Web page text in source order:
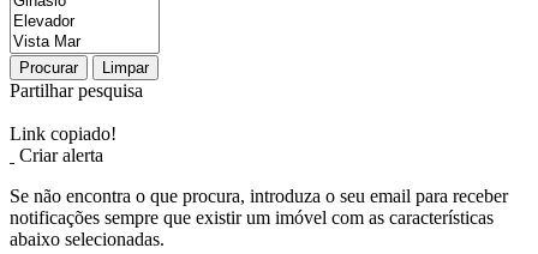
Procurar Limpar
Partilhar pesquisa
Link copiado!
Criar alerta
Se não encontra o que procura, introduza o seu email para receber
notificações sempre que existir um imóvel com as características
abaixo selecionadas.